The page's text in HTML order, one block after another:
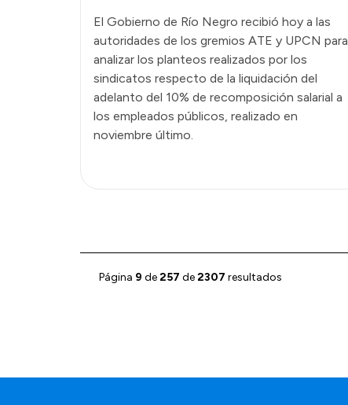
El Gobierno de Río Negro recibió hoy a las
autoridades de los gremios ATE y UPCN para
analizar los planteos realizados por los
sindicatos respecto de la liquidación del
adelanto del 10% de recomposición salarial a
los empleados públicos, realizado en
noviembre último.
Página 9 de257 de2307 resultados